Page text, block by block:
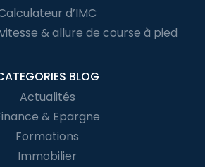
d’IMC
& allure de course à pied
BLOG
Actualités
& Epargne
Formations
Immobilier